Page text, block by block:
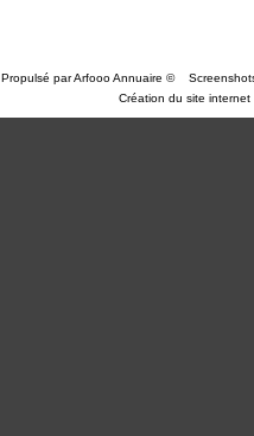
Propulsé parArfooo Annuaire ©
Création du site internet